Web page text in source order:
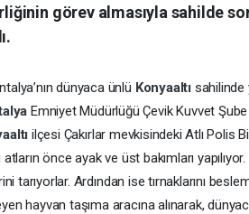
görev almasıyla sahilde
dünyaca ünlü Konyaaltı sahilinde
Emniyet Müdürlüğü Çevik Kuvvet
ilçesi Çakırlar mevkisindeki Atlı Polis
önce ayak ve üst bakımları
tarıyorlar. Ardından ise tırnaklarını
hayvan taşıma aracına alınarak,